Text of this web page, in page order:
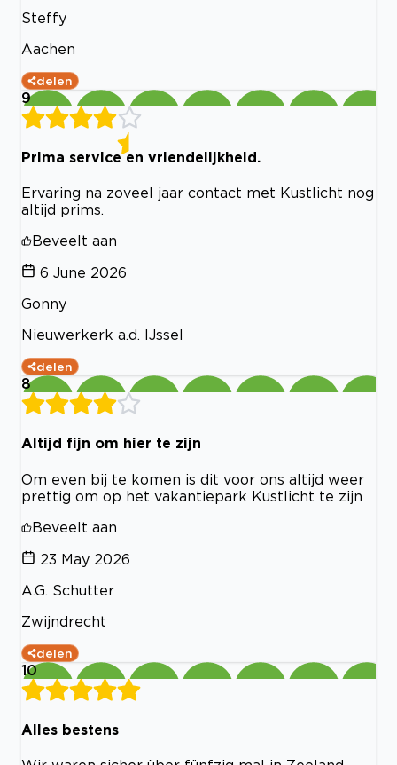
Steffy
Aachen
delen
9
Prima service en vriendelijkheid.
Ervaring na zoveel jaar contact met Kustlicht nog
altijd prims.
Beveelt aan
6 June 2026
Gonny
Nieuwerkerk a.d. IJssel
delen
8
Altijd fijn om hier te zijn
Om even bij te komen is dit voor ons altijd weer
prettig om op het vakantiepark Kustlicht te zijn
Beveelt aan
23 May 2026
A.G. Schutter
Zwijndrecht
delen
10
Alles bestens